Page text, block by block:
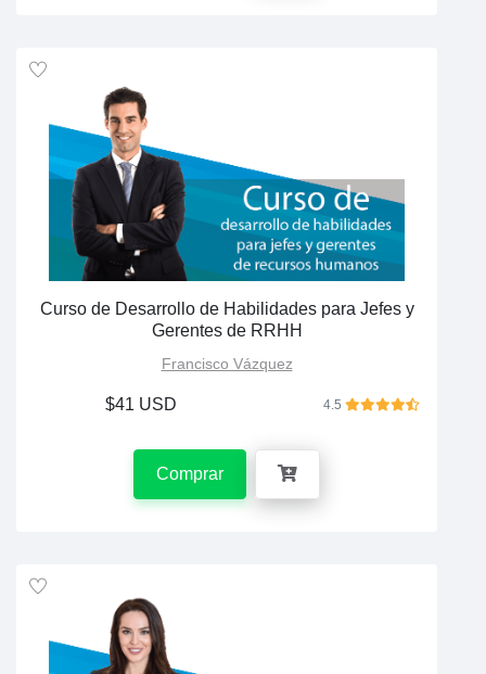
Curso de Desarrollo de Habilidades para Jefes y
Gerentes de RRHH
Francisco Vázquez
$41 USD 4.5
Comprar